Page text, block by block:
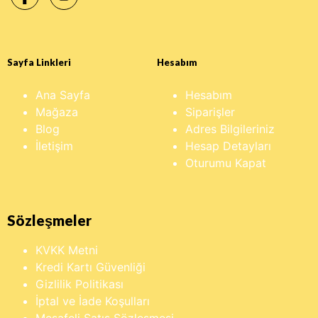
Sayfa Linkleri
Ana Sayfa
Mağaza
Blog
İletişim
Hesabım
Hesabım
Siparişler
Adres Bilgileriniz
Hesap Detayları
Oturumu Kapat
Sözleşmeler
KVKK Metni
Kredi Kartı Güvenliği
Gizlilik Politikası
İptal ve İade Koşulları